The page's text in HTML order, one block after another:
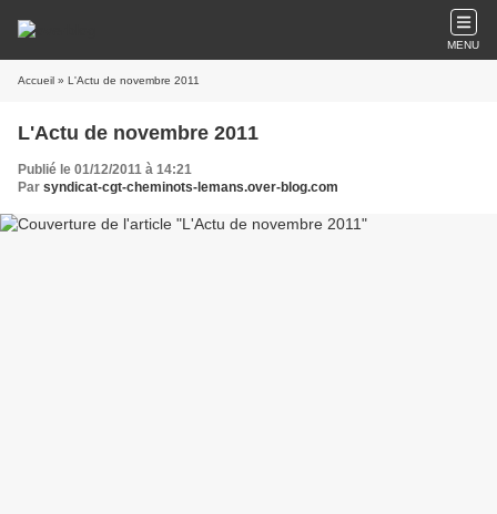
MENU
Accueil » L'Actu de novembre 2011
L'Actu de novembre 2011
Publié le 01/12/2011 à 14:21
Par syndicat-cgt-cheminots-lemans.over-blog.com